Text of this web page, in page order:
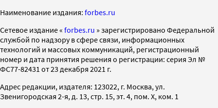
Наименование издания: forbes.ru
Cетевое издание « forbes.ru » зарегистрировано Федеральной
службой по надзору в сфере связи, информационных
технологий и массовых коммуникаций, регистрационный
номер и дата принятия решения о регистрации: серия Эл №
ФС77-82431 от 23 декабря 2021 г.
Адрес редакции, издателя: 123022, г. Москва, ул.
Звенигородская 2-я, д. 13, стр. 15, эт. 4, пом. X, ком. 1